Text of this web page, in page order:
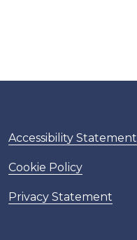
Accessibility Statement
Cookie Policy
Privacy Statement